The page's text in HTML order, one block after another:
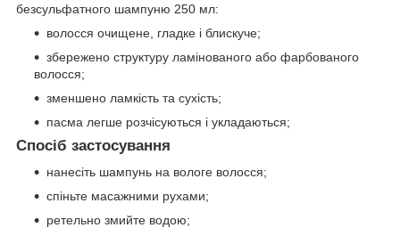
безсульфатного шампуню 250 мл:
волосся очищене, гладке і блискуче;
збережено структуру ламінованого або фарбованого
волосся;
зменшено ламкість та сухість;
пасма легше розчісуються і укладаються;
Спосіб застосування
нанесіть шампунь на вологе волосся;
спіньте масажними рухами;
ретельно змийте водою;